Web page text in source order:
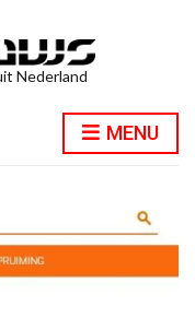
Nederland
MENU